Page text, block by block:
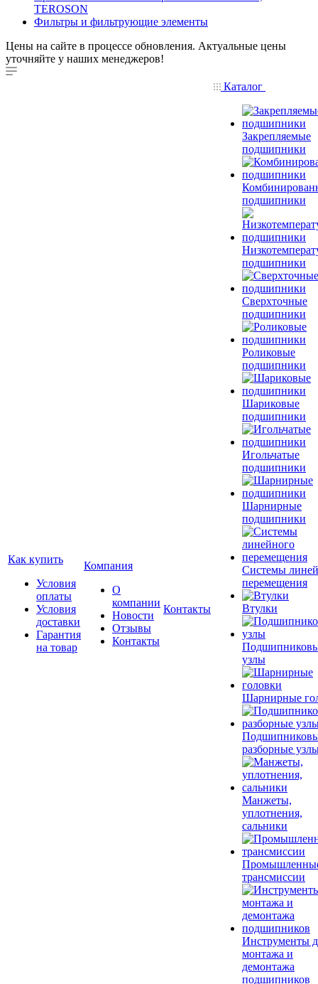
TEROSON
Фильтры и фильтрующие элементы
Цены на сайте в процессе обновления. Актуальные цены
уточняйте у наших менеджеров!
Как купить
Условия
оплаты
Условия
доставки
Гарантия
на товар
Компания
О
компании
Новости
Отзывы
Контакты
Контакты
Каталог
Закрепляемые
подшипники
подшипники
подшипники
Сверхточные
подшипники
Роликовые
подшипники
Шариковые
подшипники
Игольчатые
подшипники
Шарнирные
подшипники
Системы
перемещения
Втулки
узлы
Шарнирные
разборные
Манжеты,
уплотнения,
сальники
трансмиссии
Инструменты
монтажа и
демонтажа
подшипников